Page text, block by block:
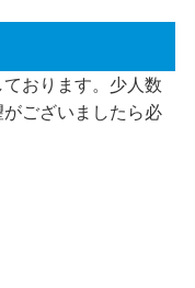
おります。少人数
ございましたら必